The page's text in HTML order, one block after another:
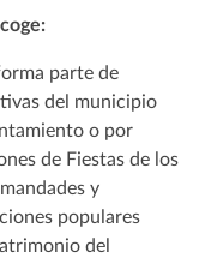
parte de
del municipio
o por
de Fiestas de los
y
populares
del